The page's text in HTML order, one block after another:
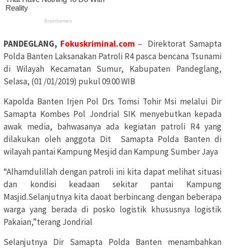
PANDEGLANG, Fokuskriminal.com – Direktorat Samapta
Polda Banten Laksanakan Patroli R4 pasca bencana Tsunami
di Wilayah Kecamatan Sumur, Kabupaten Pandeglang,
Selasa, (01 /01/2019) pukul 09.00 WIB
Kapolda Banten Irjen Pol Drs Tomsi Tohir Msi melalui Dir
Samapta Kombes Pol Jondrial SIK menyebutkan kepada
awak media, bahwasanya ada kegiatan patroli R4 yang
dilakukan oleh anggota Dit Samapta Polda Banten di
wilayah pantai Kampung Mesjid dan Kampung Sumber Jaya
“Alhamdulillah dengan patroli ini kita dapat melihat situasi
dan kondisi keadaan sekitar pantai Kampung
Masjid.Selanjutnya kita daoat berbincang dengan beberapa
warga yang berada di posko logistik khususnya logistik
Pakaian,”terang Jondrial
Selanjutnya Dir Samapta Polda Banten menambahkan